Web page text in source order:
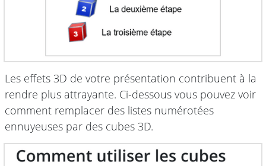
Les effets 3D de votre présentation contribuent à la
rendre plus attrayante. Ci-dessous vous pouvez voir
comment remplacer des listes numérotées
ennuyeuses par des cubes 3D.